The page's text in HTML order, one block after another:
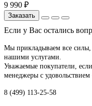
9 990 ₽
Заказать
Если у Вас остались
Мы прикладываем все
нашими услугами.
Уважаемые покупатели,
менеджеры с
8 (499) 113-25-58